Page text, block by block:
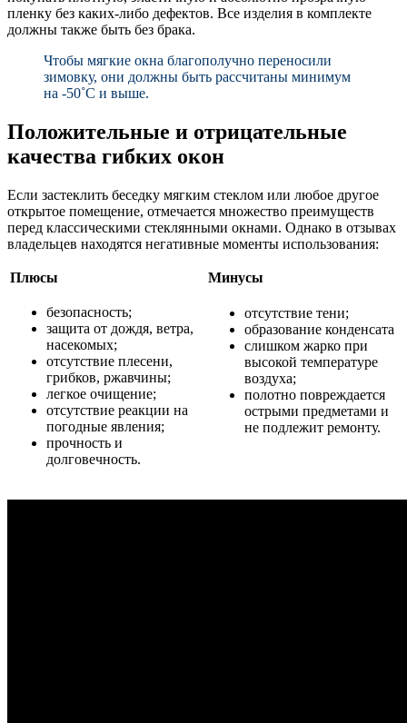
пленку без каких-либо дефектов. Все изделия в комплекте
должны также быть без брака.
Чтобы мягкие окна благополучно переносили
зимовку, они должны быть рассчитаны минимум
на -50˚C и выше.
Положительные и отрицательные
качества гибких окон
Если застеклить беседку мягким стеклом или любое другое
открытое помещение, отмечается множество преимуществ
перед классическими стеклянными окнами. Однако в отзывах
владельцев находятся негативные моменты использования:
Плюсы Минусы
безопасность;
защита от дождя, ветра,
насекомых;
отсутствие плесени,
грибков, ржавчины;
легкое очищение;
отсутствие реакции на
погодные явления;
прочность и
долговечность.
отсутствие тени;
образование конденсата
слишком жарко при
высокой температуре
воздуха;
полотно повреждается
острыми предметами и
не подлежит ремонту.